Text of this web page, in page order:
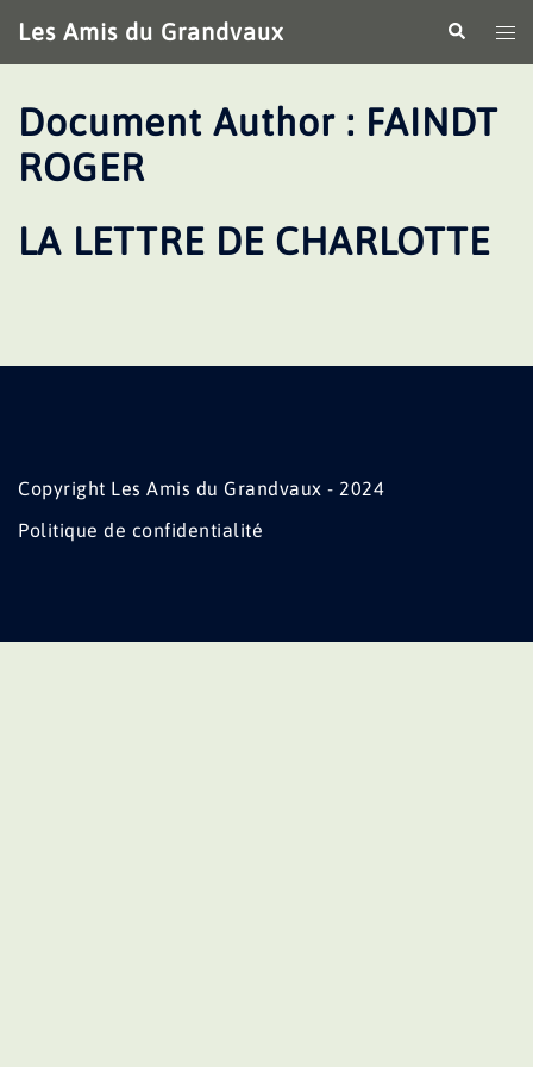
au
contenu
Les Amis du Grandvaux
le
Document Author : FAINDT
ROGER
LA LETTRE DE CHARLOTTE
Copyright Les Amis du Grandvaux - 2024
Politique de confidentialité